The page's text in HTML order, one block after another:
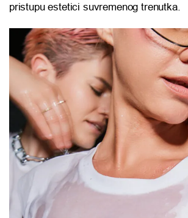
pristupu estetici suvremenog trenutka.